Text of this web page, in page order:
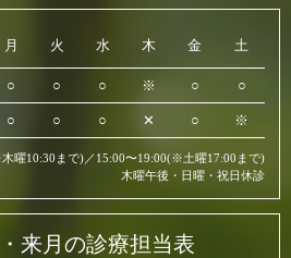
月 火 水 木 金 土
○ ○ ○ ※ ○ ○
○ ○ ○ ✕ ○ ※
曜10:30まで)／15:00〜19:00(※土曜17:00まで)
木曜午後・日曜・祝日休診
来月の診療担当表